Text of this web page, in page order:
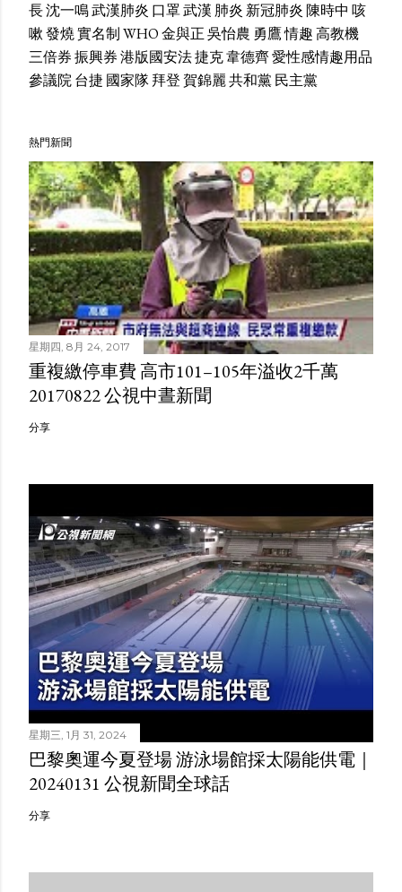
長沈一鳴武漢肺炎 口罩武漢 肺炎 新冠肺炎陳時中 咳
嗽發燒實名制WHO金與正吳怡農 勇鷹情趣高教機
三倍券振興券港版國安法捷克韋德齊愛性感情趣用品
參議院台捷 國家隊拜登賀錦麗共和黨民主黨
熱門新聞
星期四, 8月 24, 2017
重複繳停車費 高市101–105年溢收2千萬
20170822 公視中晝新聞
分享
星期三, 1月 31, 2024
巴黎奧運今夏登場 游泳場館採太陽能供電｜
20240131 公視新聞全球話
分享